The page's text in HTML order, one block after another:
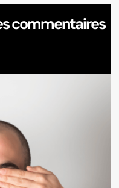
commentaires